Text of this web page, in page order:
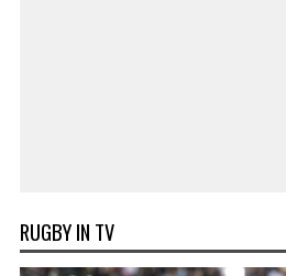
RUGBY IN TV